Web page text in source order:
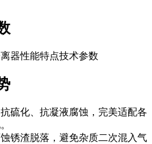
硫化、抗凝液腐蚀，完美适配各
锈渣脱落，避免杂质二次混入气